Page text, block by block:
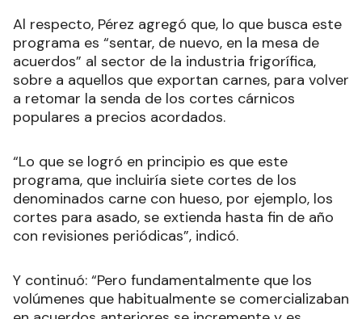
Al respecto, Pérez agregó que, lo que busca este
programa es “sentar, de nuevo, en la mesa de
acuerdos” al sector de la industria frigorífica,
sobre a aquellos que exportan carnes, para volver
a retomar la senda de los cortes cárnicos
populares a precios acordados.
“Lo que se logró en principio es que este
programa, que incluiría siete cortes de los
denominados carne con hueso, por ejemplo, los
cortes para asado, se extienda hasta fin de año
con revisiones periódicas”, indicó.
Y continuó: “Pero fundamentalmente que los
volúmenes que habitualmente se comercializaban